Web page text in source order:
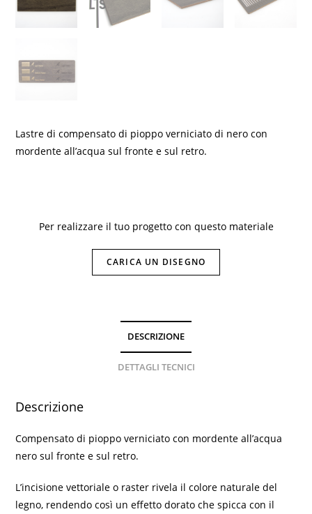
Lastre di compensato di pioppo verniciato di nero con
mordente all’acqua sul fronte e sul retro.
Per realizzare il tuo progetto con questo materiale
CARICA UN DISEGNO
DESCRIZIONE
DETTAGLI TECNICI
Descrizione
Compensato di pioppo verniciato con mordente all’acqua
nero sul fronte e sul retro.
L’incisione vettoriale o raster rivela il colore naturale del
legno, rendendo così un effetto dorato che spicca con il